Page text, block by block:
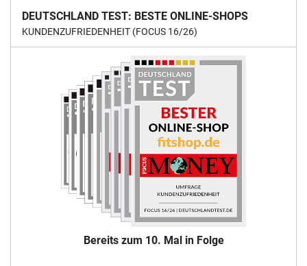
DEUTSCHLAND TEST: BESTE ONLINE-SHOPS
KUNDENZUFRIEDENHEIT (FOCUS 16/26)
Bereits zum 10. Mal in Folge